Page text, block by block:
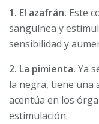
1. El azafrán. Este
sanguínea y
sensibilidad y
2. La pimienta. Ya
la negra, tiene una
acentúa en los
estimulación.